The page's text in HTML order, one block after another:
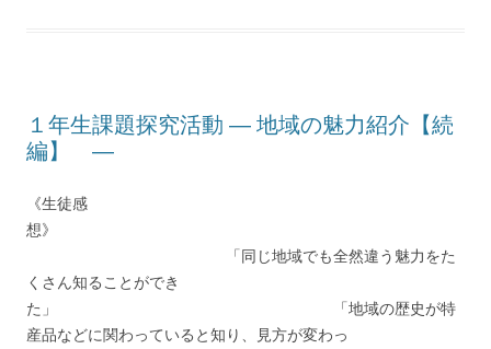
１年生課題探究活動 ― 地域の魅力紹介【続
編】 ―
《生徒感
想》
「同じ地域でも全然違う魅力をた
くさん知ることができ
た」 「地域の歴史が特
産品などに関わっていると知り、見方が変わっ